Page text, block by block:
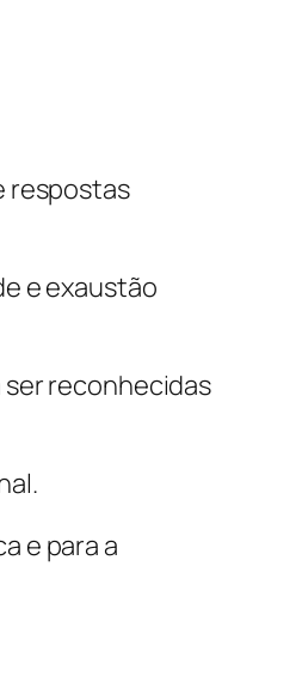
respostas
e exaustão
ser reconhecidas
e para a